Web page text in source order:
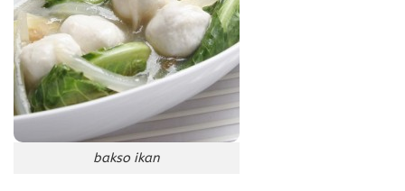
bakso ikan